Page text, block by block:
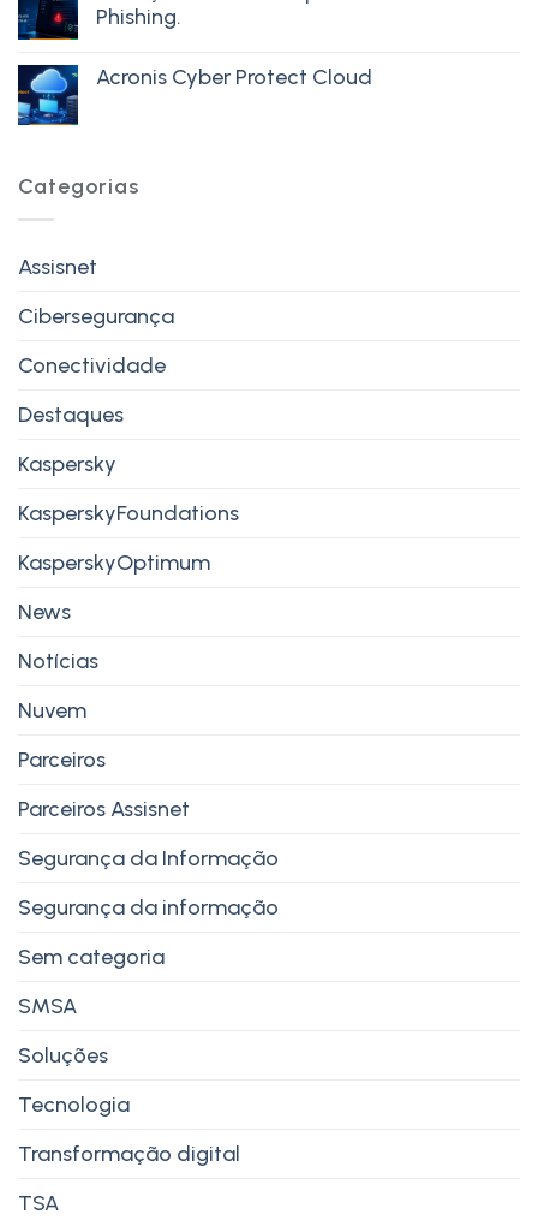
Phishing.
Acronis Cyber Protect Cloud
Categorias
Assisnet
Cibersegurança
Conectividade
Destaques
Kaspersky
KasperskyFoundations
KasperskyOptimum
News
Notícias
Nuvem
Parceiros
Parceiros Assisnet
Segurança da Informação
Segurança da informação
Sem categoria
SMSA
Soluções
Tecnologia
Transformação digital
TSA